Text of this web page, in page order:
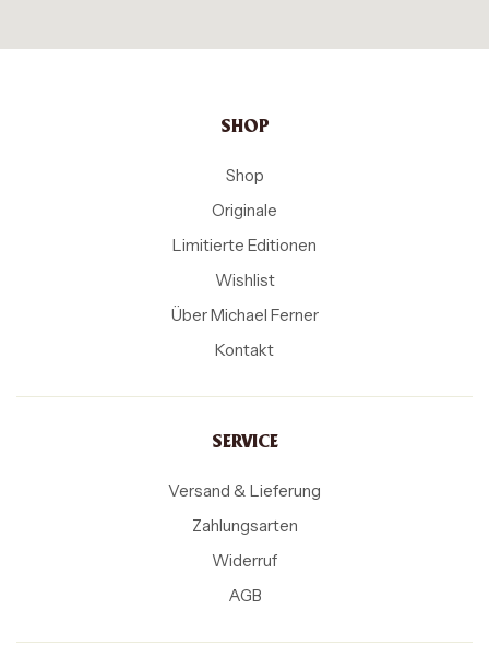
SHOP
Shop
Originale
Limitierte Editionen
Wishlist
Über Michael Ferner
Kontakt
SERVICE
Versand & Lieferung
Zahlungsarten
Widerruf
AGB